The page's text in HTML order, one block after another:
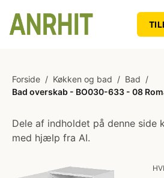
Forside / Køkken og bad / Bad /
Bad overskab - BO030-633 - 08
Dele af indholdet på denne side
med hjælp fra AI.